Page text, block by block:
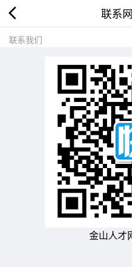
联系
联系我们
金山人才